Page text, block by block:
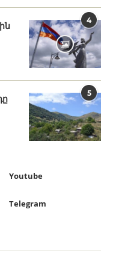
4
5
Youtube
Telegram